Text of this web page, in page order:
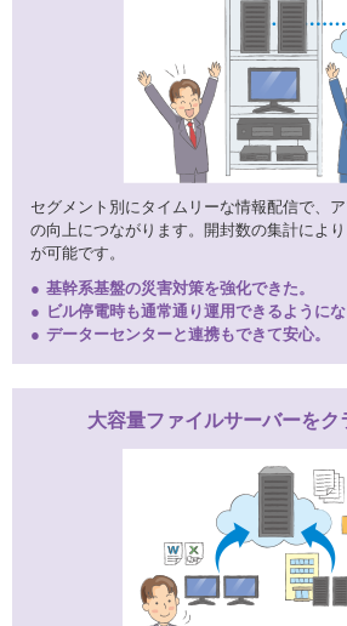
セグメント別にタイムリーな情報配信で、
の向上につながります。開封数の集計によ
が可能です。
基幹系基盤の災害対策を強化できた。
ビル停電時も通常通り運用できるようにな
データーセンターと連携もできて安心。
大容量ファイルサーバーをク